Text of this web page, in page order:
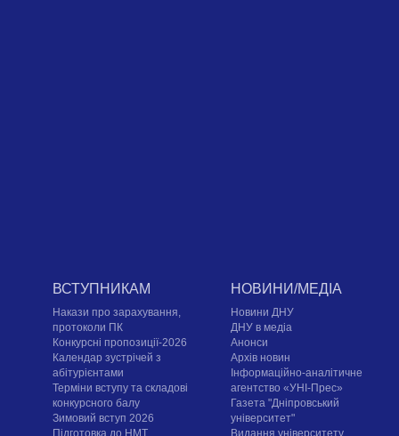
ВСТУПНИКАМ
Накази про зарахування,
протоколи ПК
Конкурсні пропозиції-2026
Календар зустрічей з
абітурієнтами
Терміни вступу та складові
конкурсного балу
Зимовий вступ 2026
Підготовка до НМТ
НОВИНИ/МЕДІА
Новини ДНУ
ДНУ в медіа
Анонси
Архів новин
Інформаційно-аналітичне
агентство «УНІ-Прес»
Газета "Дніпровський
університет"
Видання університету